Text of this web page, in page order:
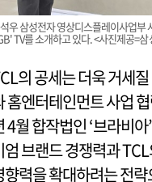
우 삼성전자 영상디스플레이사업부
TV를 소개하고 있다. <사진제공=삼
의 공세는 더욱 거세
홈엔터테인먼트 사업
4월 합작법인 ‘브라비
엄 브랜드 경쟁력과
향력을 확대하려는 전